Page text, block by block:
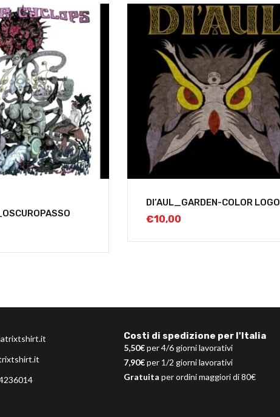
DI’AUL_GARDEN-COLOR LOGO
€10,00
Costi di spedizione per l'Italia
5,50€per 4/6 giorni lavorativi
7,90€per 1/2 giorni lavorativi
Gratuita per ordini maggiori di 80€